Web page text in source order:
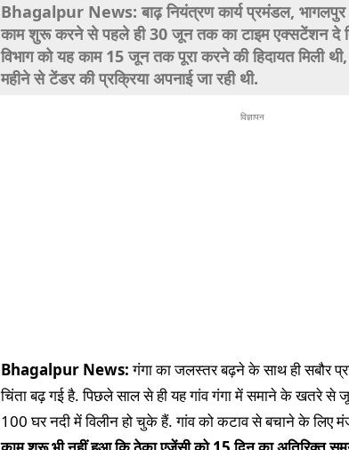
Bhagalpur News: बाढ़ नियंत्रण कार्य प्रमंडल, भागलपुर
काम शुरू करने से पहले ही 30 जून तक का टाइम एक्सटेंशन दे
विभाग को यह काम 15 जून तक पूरा करने की हिदायत मिली
महीने से टेंडर की प्रक्रिया अपनाई जा रही थी.
विज्ञापन
Bhagalpur News:गंगा का जलस्तर बढ़ने के साथ ही सबौर
चिंता बढ़ गई है. पिछले साल से ही यह गांव गंगा में समाने के खतरे से
100 घर नदी में विलीन हो चुके हैं. गांव को कटाव से बचाने के लिए